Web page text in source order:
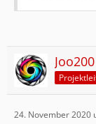
Zumindest
Terraconia mit
und
unglaublich
Joo200
24. November 2020